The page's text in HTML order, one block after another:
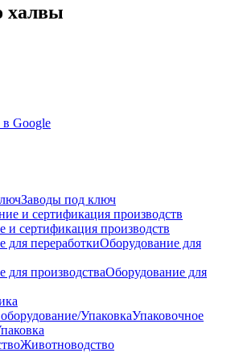
халвы
в Google
Заводы под ключ
и сертификация производств
Оборудование для
Оборудование для
Упаковочное
Животноводство